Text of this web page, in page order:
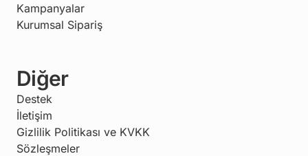
Kampanyalar
Kurumsal Sipariş
Diğer
Destek
İletişim
Gizlilik Politikası ve KVKK
Sözleşmeler